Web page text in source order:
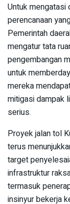
Untuk
perencanaan
Pemerintah
mengatur tata
pengembangan
untuk
mereka
mitigasi dampak
serius.
Proyek jalan tol
terus
target
infrastruktur
termasuk
insinyur bekerja